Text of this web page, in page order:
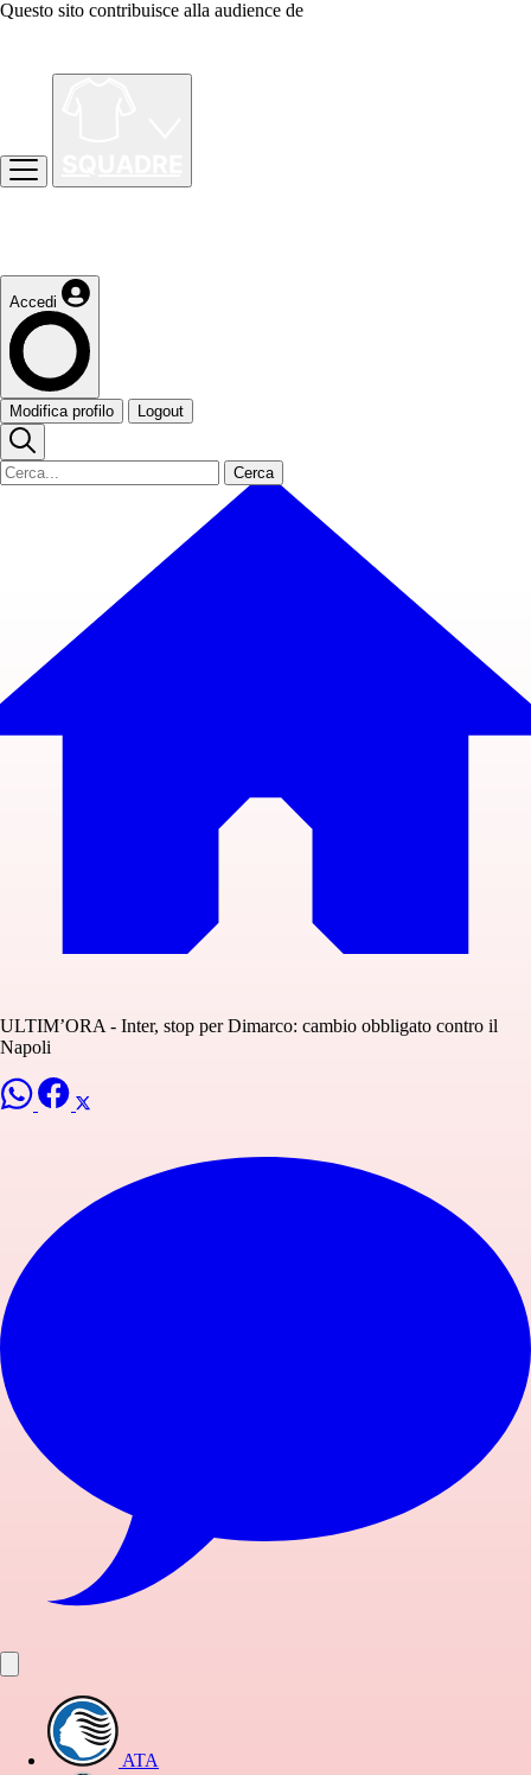
Questo sito contribuisce alla audience de
Accedi
Modifica profilo Logout
Cerca
ULTIM’ORA - Inter, stop per Dimarco: cambio obbligato contro il
Napoli
ATA